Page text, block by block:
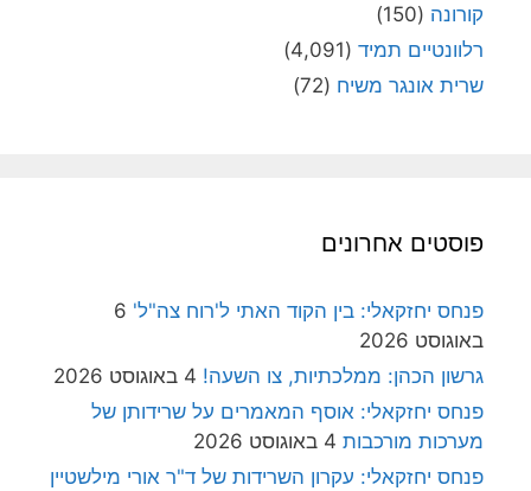
קורונה (150)
רלוונטיים תמיד (4,091)
שרית אונגר משיח (72)
פוסטים אחרונים
פנחס יחזקאלי: בין הקוד האתי ל'רוח צה"ל' 6
באוגוסט 2026
גרשון הכהן: ממלכתיות, צו השעה! 4 באוגוסט 2026
פנחס יחזקאלי: אוסף המאמרים על שרידותן של
מערכות מורכבות 4 באוגוסט 2026
פנחס יחזקאלי: עקרון השרידות של ד"ר אורי מילשטיין